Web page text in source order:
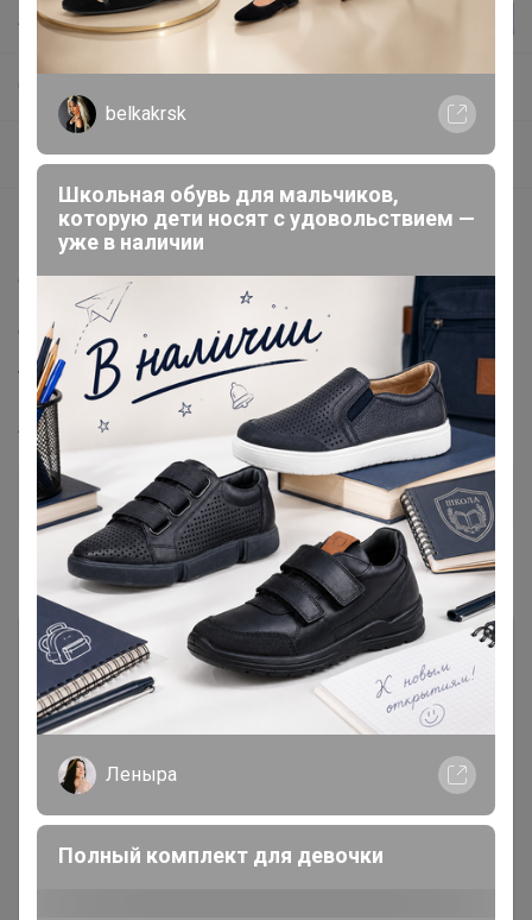
ЛЕНУSЯ
РАСПРОДАЖА
Описание
90% вискоза, 10% лайкра
отделка: 92% полиэстер, 8% лайкра
Тип ткани:Вискоза
Артикул 0175-46
Дополнительная информация
Комментарии
Чтобы написать комментарий необходимо
авторизоваться на сайте!
Это займет меньше минуты
belkakrsk
Школьная обувь для мальчиков,
которую дети носят с удовольствием —
уже в наличии
Леныра
Полный комплект для девочки